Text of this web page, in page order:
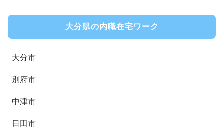
大分県の内職在宅ワーク
大分市
別府市
中津市
日田市